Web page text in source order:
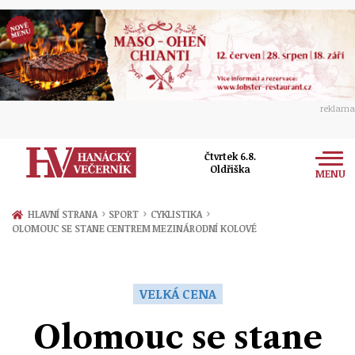
reklama
Čtvrtek 6.8.
Oldřiška
MENU
Zprávy
Přerov
Ekonomika
Ženy
Sport
HLAVNÍ STRANA › SPORT › CYKLISTIKA ›
OLOMOUC SE STANE CENTREM MEZINÁRODNÍ KOLOVÉ
VELKÁ CENA
Olomouc se stane